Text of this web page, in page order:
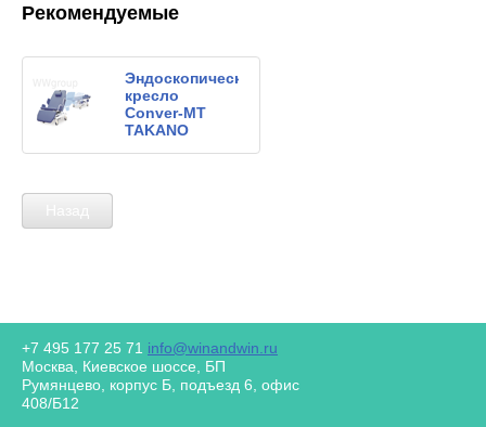
Рекомендуемые
Эндоскопическое
кресло
Conver-MT
TAKANO
+7 495 177 25 71 info@winandwin.ru
Москва, Киевское шоссе, БП
Румянцево, корпус Б, подъезд 6, офис
408/Б12